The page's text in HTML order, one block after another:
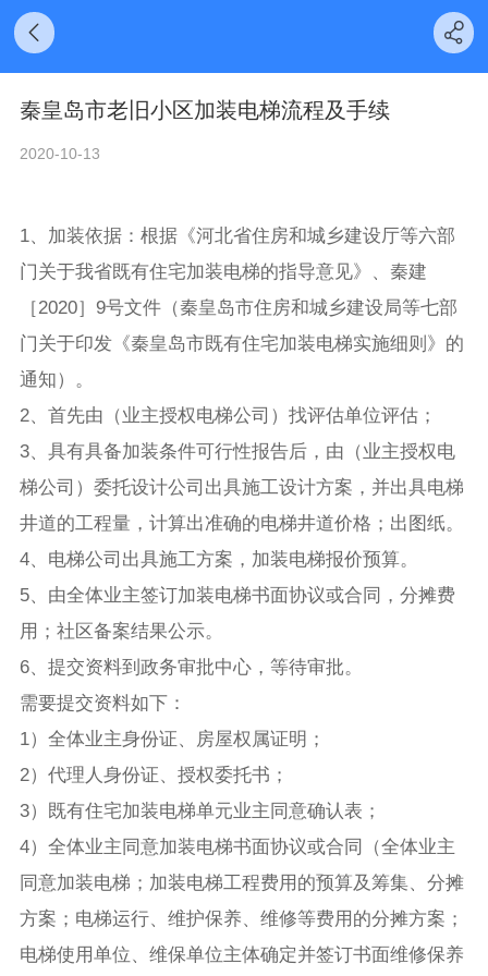
秦皇岛市老旧小区加装电梯流程及手续
2020-10-13
1、加装依据：根据《河北省住房和城乡建设厅等六部
门关于我省既有住宅加装电梯的指导意见》、秦建
［2020］9号文件（秦皇岛市住房和城乡建设局等七部
门关于印发《秦皇岛市既有住宅加装电梯实施细则》的
通知）。
2、首先由（业主授权电梯公司）找评估单位评估；
3、具有具备加装条件可行性报告后，由（业主授权电
梯公司）委托设计公司出具施工设计方案，并出具电梯
井道的工程量，计算出准确的电梯井道价格；出图纸。
4、电梯公司出具施工方案，加装电梯报价预算。
5、由全体业主签订加装电梯书面协议或合同，分摊费
用；社区备案结果公示。
6、提交资料到政务审批中心，等待审批。
需要提交资料如下：
1）全体业主身份证、房屋权属证明；
2）代理人身份证、授权委托书；
3）既有住宅加装电梯单元业主同意确认表；
4）全体业主同意加装电梯书面协议或合同（全体业主
同意加装电梯；加装电梯工程费用的预算及筹集、分摊
方案；电梯运行、维护保养、维修等费用的分摊方案；
电梯使用单位、维保单位主体确定并签订书面维修保养